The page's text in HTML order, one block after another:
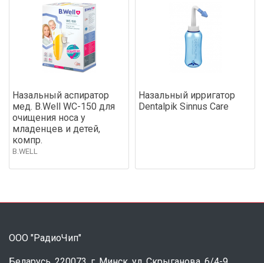
Назальный аспиратор
мед. B.Well WC-150 для
очищения носа у
младенцев и детей,
компр.
B.WELL
Назальный ирригатор
Dentalpik Sinnus Care
ООО "РадиоЧип"